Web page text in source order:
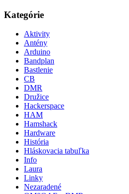
Kategórie
Aktivity
Antény
Arduino
Bandplan
Bastlenie
CB
DMR
Družice
Hackerspace
HAM
Hamshack
Hardware
História
Hláskovacia tabuľka
Info
Laura
Linky
Nezaradené